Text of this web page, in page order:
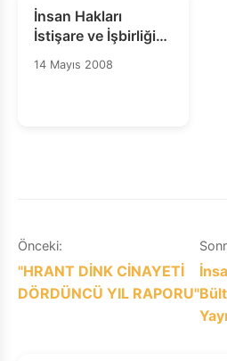
İnsan Hakları
İstişare ve İşbirliği
14 Mayıs 2008
Yazı
gezinmesi
Önceki:
"HRANT DİNK CİNAYETİ
DÖRDÜNCÜ YIL RAPORU"